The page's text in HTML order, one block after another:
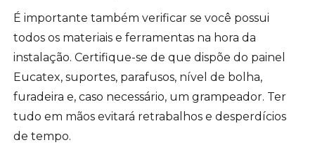
É importante também verificar se você possui
todos os materiais e ferramentas na hora da
instalação. Certifique-se de que dispõe do painel
Eucatex, suportes, parafusos, nível de bolha,
furadeira e, caso necessário, um grampeador. Ter
tudo em mãos evitará retrabalhos e desperdícios
de tempo.